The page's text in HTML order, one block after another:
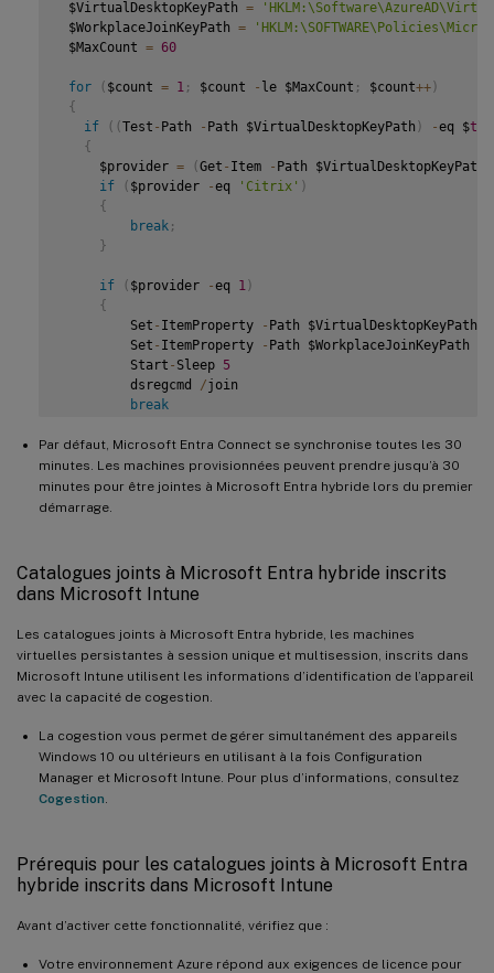
$VirtualDesktopKeyPath =
$WorkplaceJoinKeyPath =
$MaxCount = 60
for ( $count = 1 ; $count - le $MaxCount ; $count++)
{
if
( (Test - Path - Path $VirtualDesktopKeyPath ) -eq $
{
     $provider
= (Get - Item - Path $VirtualDesktopKeyPath
if
( $provider -eq 'Citrix' )
{
break ;
}
if ( $provider -eq 1 )
{
         Set
- ItemProperty - Path $VirtualDesktopKeyPath
         Set
- ItemProperty - Path $WorkplaceJoinKeyPath
         Start
- Sleep 5
         dsregcmd
/join
break
}
   Start
-Sleep 1
}
Par défaut, Microsoft Entra Connect se synchronise toutes les 30
minutes. Les machines provisionnées peuvent prendre jusqu’à 30
minutes pour être jointes à Microsoft Entra hybride lors du premier
démarrage.
Catalogues joints à Microsoft Entra hybride inscrits
dans Microsoft Intune
Les catalogues joints à Microsoft Entra hybride, les machines
virtuelles persistantes à session unique et multisession, inscrits dans
Microsoft Intune utilisent les informations d’identification de l’appareil
avec la capacité de cogestion.
La cogestion vous permet de gérer simultanément des appareils
Windows 10 ou ultérieurs en utilisant à la fois Configuration
Manager et Microsoft Intune. Pour plus d’informations, consultez
Cogestion
Prérequis pour les catalogues joints à Microsoft Entra
hybride inscrits dans Microsoft Intune
Avant d’activer cette fonctionnalité, vérifiez que :
Votre environnement Azure répond aux exigences de licence pour